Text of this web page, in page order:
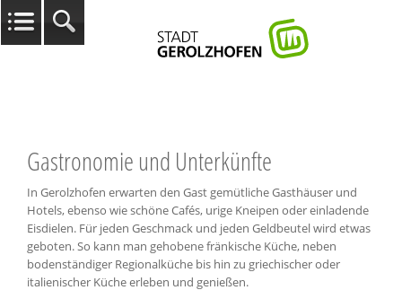
Gastronomie und Unterkünfte
In Gerolzhofen erwarten den Gast gemütliche Gasthäuser und
Hotels, ebenso wie schöne Cafés, urige Kneipen oder einladende
Eisdielen. Für jeden Geschmack und jeden Geldbeutel wird etwas
geboten. So kann man gehobene fränkische Küche, neben
bodenständiger Regionalküche bis hin zu griechischer oder
italienischer Küche erleben und genießen.